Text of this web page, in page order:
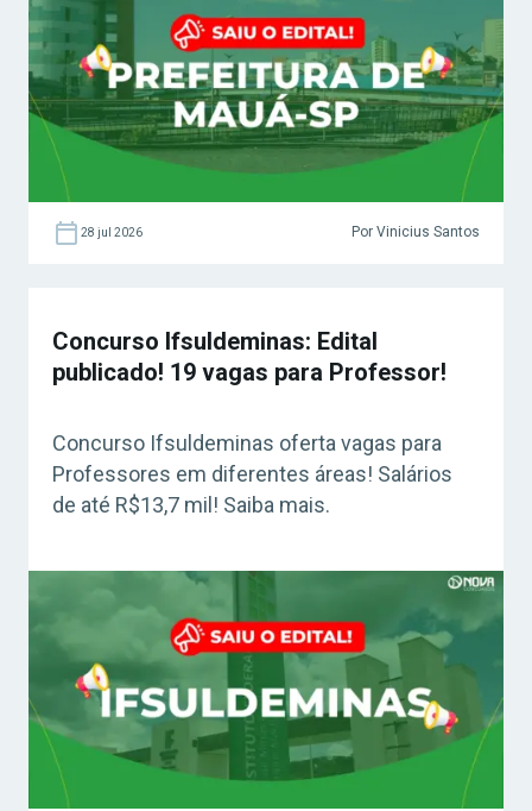
28 jul 2026 Por Vinicius Santos
Concurso Ifsuldeminas: Edital
publicado! 19 vagas para Professor!
Concurso Ifsuldeminas oferta vagas para
Professores em diferentes áreas! Salários
de até R$13,7 mil! Saiba mais.